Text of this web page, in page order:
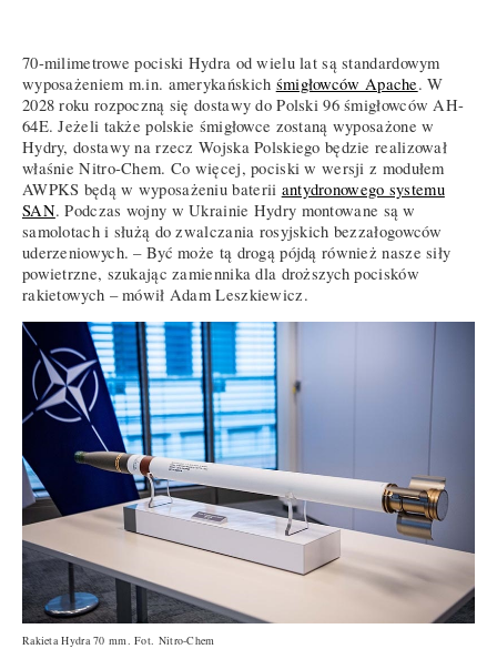
70-milimetrowe pociski Hydra od wielu lat są standardowym
wyposażeniem m.in. amerykańskich śmigłowców Apache. W
2028 roku rozpoczną się dostawy do Polski 96 śmigłowców AH-
64E. Jeżeli także polskie śmigłowce zostaną wyposażone w
Hydry, dostawy na rzecz Wojska Polskiego będzie realizował
właśnie Nitro-Chem. Co więcej, pociski w wersji z modułem
AWPKS będą w wyposażeniu baterii antydronowego systemu
SAN. Podczas wojny w Ukrainie Hydry montowane są w
samolotach i służą do zwalczania rosyjskich bezzałogowców
uderzeniowych. – Być może tą drogą pójdą również nasze siły
powietrzne, szukając zamiennika dla droższych pocisków
rakietowych – mówił Adam Leszkiewicz.
Rakieta Hydra 70 mm. Fot. Nitro-Chem